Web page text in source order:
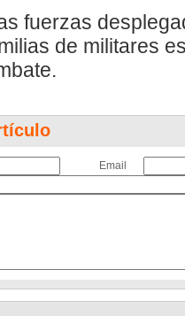
fuerzas
de militares
Email